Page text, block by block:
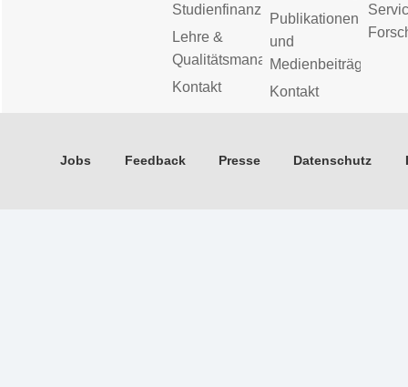
Studienfinanzierung
Lehre &
Qualitätsmanagement
Kontakt
Publikationen
und
Medienbeiträge
Kontakt
Jobs Feedback Presse Datenschutz